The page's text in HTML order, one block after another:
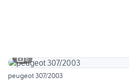
6
peugeot 307/2003